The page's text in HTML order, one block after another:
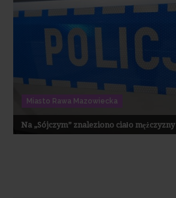
Miasto Rawa Mazowiecka
Na „Sójczym” znaleziono ciało mężczyzny